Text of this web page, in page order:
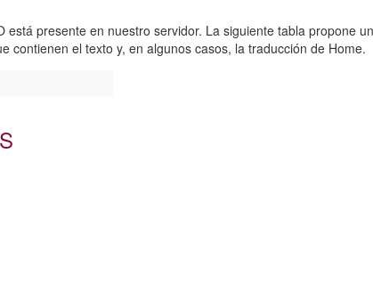
está presente en nuestro servidor. La siguiente tabla propone
contienen el texto y, en algunos casos, la traducción de Home.